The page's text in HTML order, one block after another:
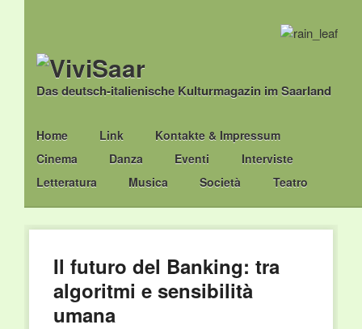
Das deutsch-italienische Kulturmagazin im Saarland
Main menu
Skip
to
content
Home Link
Kontakte & Impressum
Cinema
Danza Eventi
Interviste
Letteratura
Musica Società Teatro
Il futuro del Banking: tra
algoritmi e sensibilità
umana